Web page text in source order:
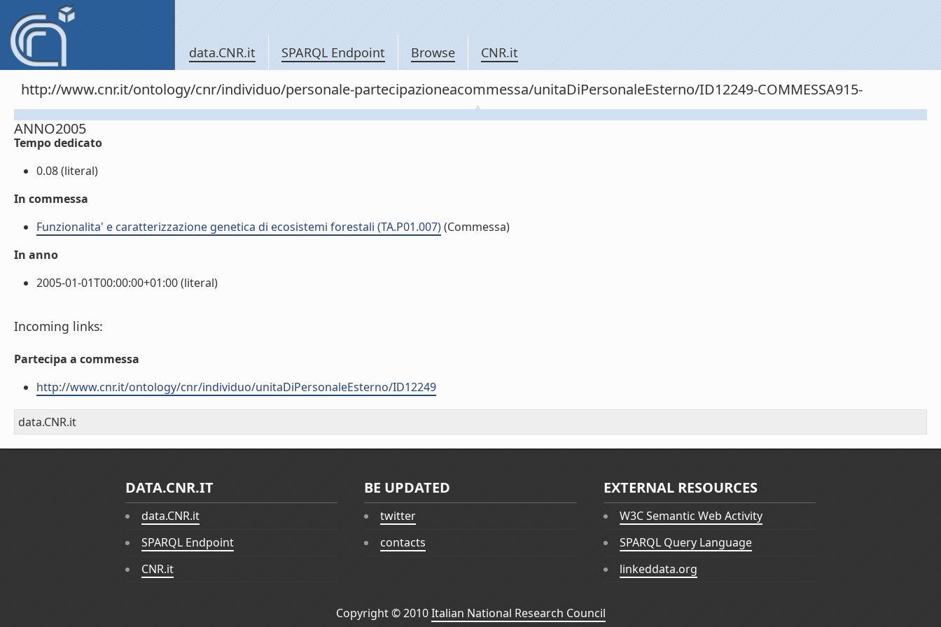
data.CNR.it SPARQL Endpoint Browse CNR.it
http://www.cnr.it/ontology/cnr/individuo/personale-partecipazioneacommessa/unitaDiPersonaleEsterno/ID12249-COMMESSA915-
ANNO2005
Tempo dedicato
0.08 (literal)
In commessa
Funzionalita' e caratterizzazione genetica di ecosistemi forestali (TA.P01.007)(Commessa)
In anno
2005-01-01T00:00:00+01:00 (literal)
Incoming links:
Partecipa a commessa
http://www.cnr.it/ontology/cnr/individuo/unitaDiPersonaleEsterno/ID12249
data.CNR.it
DATA.CNR.IT
data.CNR.it
SPARQL Endpoint
CNR.it
BE UPDATED
twitter
contacts
EXTERNAL RESOURCES
W3C Semantic Web Activity
SPARQL Query Language
linkeddata.org
Copyright © 2010Italian National Research Council